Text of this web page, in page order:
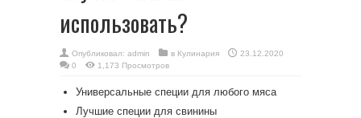
использовать?
Опубликовал: admin в Кулинария
23.12.2020
0
1,173 Просмотров
Универсальные специи для любого мяса
Лучшие специи для свинины